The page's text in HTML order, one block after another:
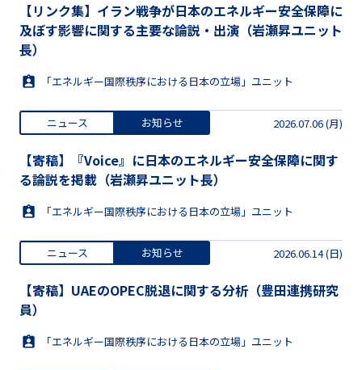
【リンク集】イラン戦争が日本のエネルギー安全保障に
及ぼす影響に関する主要な論説・出演（岩瀬昇ユニット
長）
「エネルギー国際秩序における日本の立場」ユニット
ニュース お知らせ 2026.07.06 (月)
【寄稿】『Voice』に日本のエネルギー安全保障に関す
る論説を掲載（岩瀬昇ユニット長）
「エネルギー国際秩序における日本の立場」ユニット
ニュース お知らせ 2026.06.14 (日)
【寄稿】UAEのOPEC脱退に関する分析（豊田連携研究
員）
「エネルギー国際秩序における日本の立場」ユニット